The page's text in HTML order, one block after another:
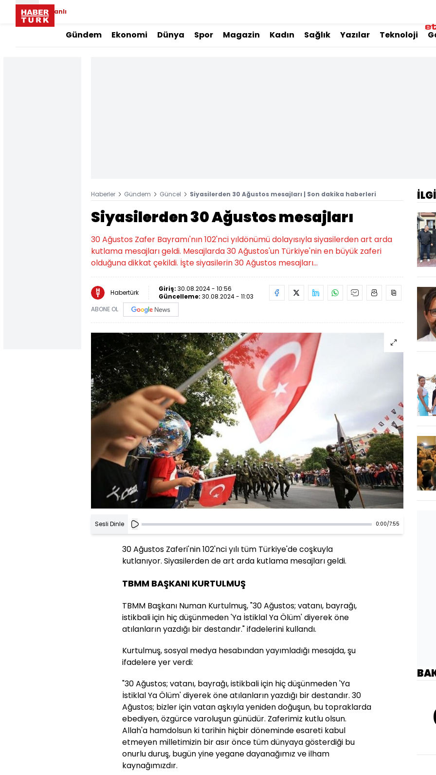
Canlı
Gündem Ekonomi Dünya Spor Magazin Kadın Sağlık Yazılar Teknoloji
Haberler Gündem Güncel Siyasilerden 30 Ağustos mesajları | Son dakika haberleri
Siyasilerden 30 Ağustos mesajları
30 Ağustos Zafer Bayramı'nın 102'nci yıldönümü dolayısıyla siyasilerden art arda
kutlama mesajları geldi. Mesajlarda 30 Ağustos'un Türkiye'nin en büyük zaferi
olduğuna dikkat çekildi. İşte siyasilerin 30 Ağustos mesajları...
Habertürk Giriş: 30.08.2024 - 10:56
Güncelleme: 30.08.2024 - 11:03
ABONE OL
Sesli Dinle 0:00/7:55
30 Ağustos Zaferi'nin 102'nci yılı tüm Türkiye'de coşkuyla
kutlanıyor. Siyasilerden de art arda kutlama mesajları geldi.
TBMM BAŞKANI KURTULMUŞ
TBMM Başkanı Numan Kurtulmuş, "30 Ağustos; vatanı, bayrağı,
istikbali için hiç düşünmeden 'Ya İstiklal Ya Ölüm' diyerek öne
atılanların yazdığı bir destandır." ifadelerini kullandı.
Kurtulmuş, sosyal medya hesabından yayımladığı mesajda, şu
ifadelere yer verdi:
"30 Ağustos; vatanı, bayrağı, istikbali için hiç düşünmeden 'Ya
İstiklal Ya Ölüm' diyerek öne atılanların yazdığı bir destandır. 30
Ağustos; bizler için vatan aşkıyla yeniden doğuşun, bu topraklarda
ebediyen, özgürce varoluşun günüdür. Zaferimiz kutlu olsun.
Allah'a hamdolsun ki tarihin hiçbir döneminde esareti kabul
etmeyen milletimizin bir asır önce tüm dünyaya gösterdiği bu
onurlu duruş, bugün yine yegane dayanağımız ve ilham
kaynağımızdır.